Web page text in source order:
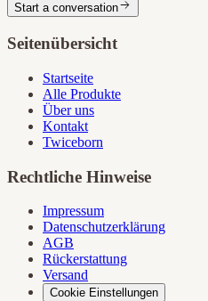
Start a conversation
Seitenübersicht
Startseite
Alle Produkte
Über uns
Kontakt
Twiceborn
Rechtliche Hinweise
Impressum
Datenschutzerklärung
AGB
Rückerstattung
Versand
Cookie Einstellungen